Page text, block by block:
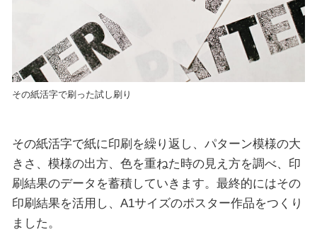
その紙活字で刷った試し刷り
その紙活字で紙に印刷を繰り返し、パターン模様の大
きさ、模様の出方、色を重ねた時の見え方を調べ、印
刷結果のデータを蓄積していきます。最終的にはその
印刷結果を活用し、A1サイズのポスター作品をつくり
ました。